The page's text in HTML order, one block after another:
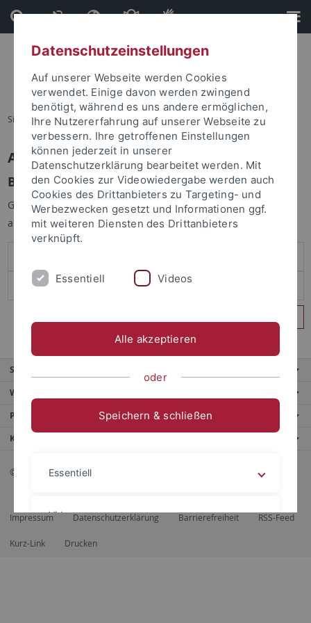
Direkt
zum
Inhalt
Direkt
zur
Fußleiste
Sie sind hier: Startseite
Anmelden
Benutzeranmeldung
Geben Sie Ihren Benutzernamen und Ihr Passwort an um sich
anzumelden:
Service
Weitere Angebote
Portale
Kontaktinfo
© 2026 Eberhard Karls Universität Tübingen, Tübingen
Impressum Datenschutzerklärung Barrierefreiheit RSS-Feed
Kurz-Link Drucken
Datenschutzeinstellungen
Auf unserer Webseite werden Cookies
verwendet. Einige davon werden zwingend
benötigt, während es uns andere ermöglichen,
Ihre Nutzererfahrung auf unserer Webseite zu
verbessern. Ihre getroffenen Einstellungen
können jederzeit in unserer
Datenschutzerklärung bearbeitet werden. Mit
den Cookies zur Videowiedergabe werden auch
Cookies des Drittanbieters zu Targeting- und
Werbezwecken gesetzt und Informationen ggf.
mit weiteren Diensten des Drittanbieters
verknüpft.
Essentiell Videos
Alle akzeptieren
oder
Speichern & schließen
Essentiell
Videos